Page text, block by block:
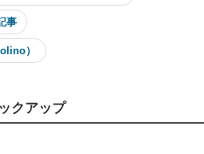
事
）
クアップ